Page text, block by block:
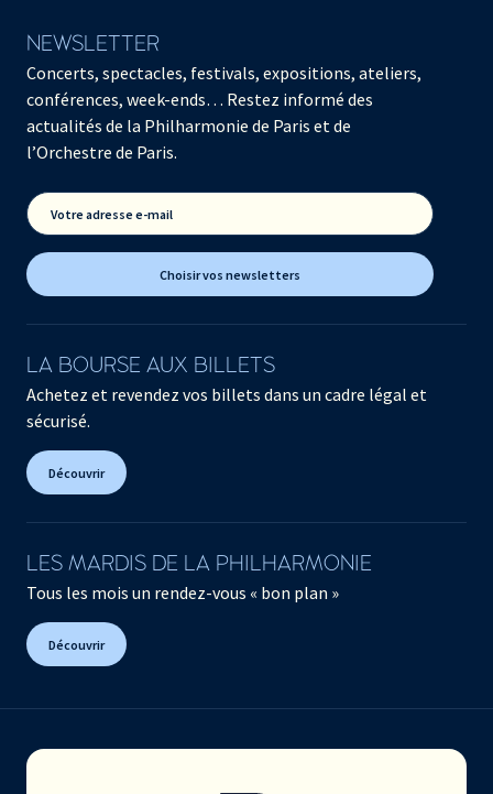
NEWSLETTER
Concerts, spectacles, festivals, expositions, ateliers,
conférences, week-ends… Restez informé des
actualités de la Philharmonie de Paris et de
l’Orchestre de Paris.
Votre adresse e-mail
Choisir vos newsletters
LA BOURSE AUX BILLETS
Achetez et revendez vos billets dans un cadre légal et
sécurisé.
Découvrir
LES MARDIS DE LA PHILHARMONIE
Tous les mois un rendez-vous « bon plan »
Découvrir